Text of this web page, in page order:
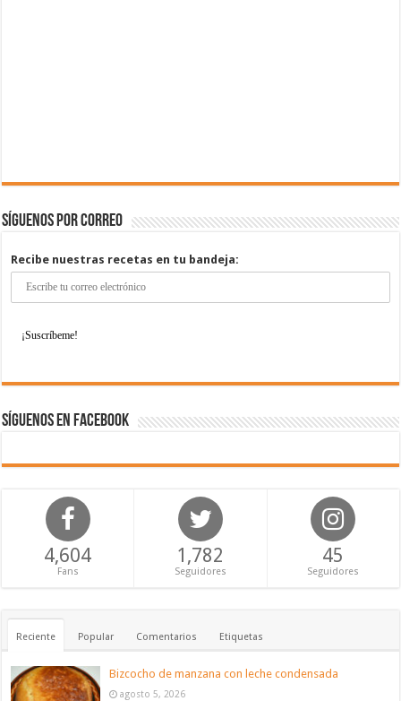
Síguenos por correo
Recibe nuestras recetas en tu bandeja:
Síguenos en Facebook
4,604
Fans
1,782
Seguidores
45
Seguidores
Reciente Popular Comentarios Etiquetas
Bizcocho de manzana con leche condensada
agosto 5, 2026